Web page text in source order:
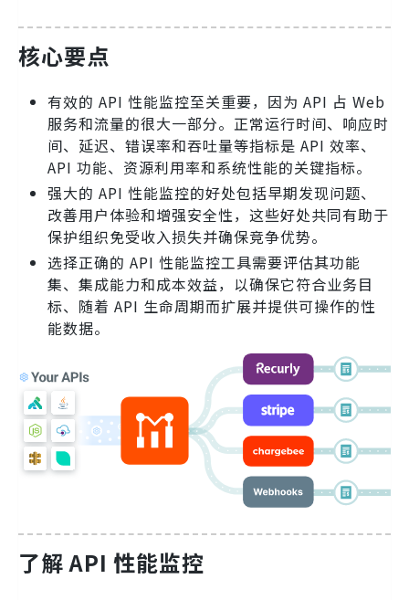
核心要点
有效的 API 性能监控至关重要，因为 API 占 Web
服务和流量的很大一部分。正常运行时间、响应时
间、延迟、错误率和吞吐量等指标是 API 效率、
API 功能、资源利用率和系统性能的关键指标。
强大的 API 性能监控的好处包括早期发现问题、
改善用户体验和增强安全性，这些好处共同有助于
保护组织免受收入损失并确保竞争优势。
选择正确的 API 性能监控工具需要评估其功能
集、集成能力和成本效益，以确保它符合业务目
标、随着 API 生命周期而扩展并提供可操作的性
能数据。
了解 API 性能监控